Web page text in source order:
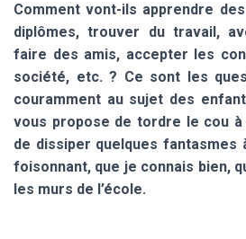
Comment vont-ils apprendre
diplômes, trouver du travail,
faire des amis, accepter les
société, etc. ? Ce sont les
couramment au sujet des
vous propose de tordre le cou
de dissiper quelques fantasmes
foisonnant, que je connais bien,
les murs de l’école.